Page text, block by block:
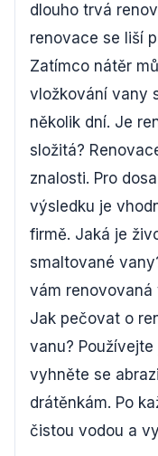
dlouho trvá
renovace se liší
Zatímco nátěr
vložkování vany
několik dní. Je
složitá?
znalosti. Pro
výsledku je
firmě. Jaká je
smaltované
vám renovovaná
Jak pečovat o
vanu?
vyhněte se
drátěnkám. Po
čistou vodou a